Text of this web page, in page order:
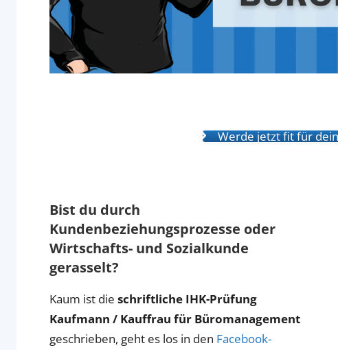
Werde jetzt fit für
Bist du durch
Kundenbeziehungsprozesse oder
Wirtschafts- und Sozialkunde
gerasselt?
Kaum ist die schriftliche IHK-Prüfung
Kaufmann / Kauffrau für Büromanagement
geschrieben, geht es los in den Facebook-